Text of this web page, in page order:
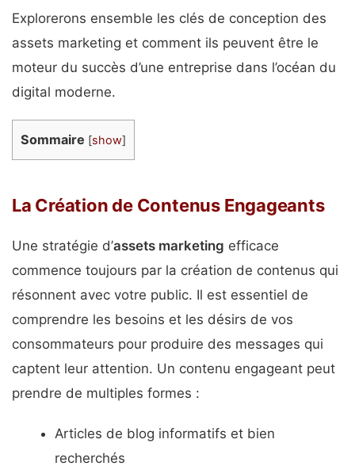
Explorerons ensemble les clés de conception des
assets marketing et comment ils peuvent être le
moteur du succès d’une entreprise dans l’océan du
digital moderne.
Sommaire [show]
La Création de Contenus Engageants
Une stratégie d’assets marketing efficace
commence toujours par la création de contenus qui
résonnent avec votre public. Il est essentiel de
comprendre les besoins et les désirs de vos
consommateurs pour produire des messages qui
captent leur attention. Un contenu engageant peut
prendre de multiples formes :
Articles de blog informatifs et bien
recherchés